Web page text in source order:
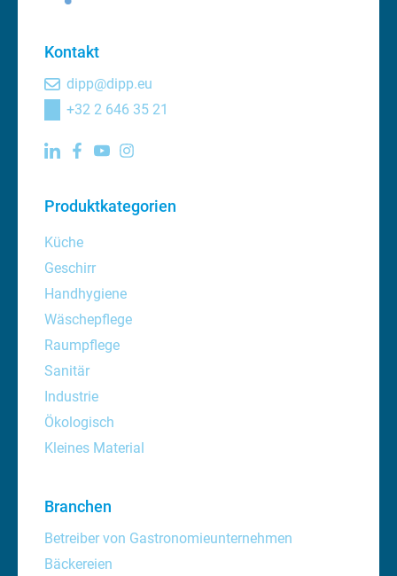
Kontakt
dipp@dipp.eu
+32 2 646 35 21
Produktkategorien
Küche
Geschirr
Handhygiene
Wäschepflege
Raumpflege
Sanitär
Industrie
Ökologisch
Kleines Material
Branchen
Betreiber von Gastronomieunternehmen
Bäckereien